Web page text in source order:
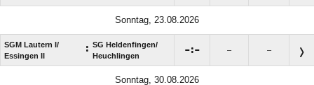
Sonntag, 23.08.2026
SGM Lautern I/​
Essingen II
: SG Heldenfingen/​
Heuchlingen
: – –
Sonntag, 30.08.2026